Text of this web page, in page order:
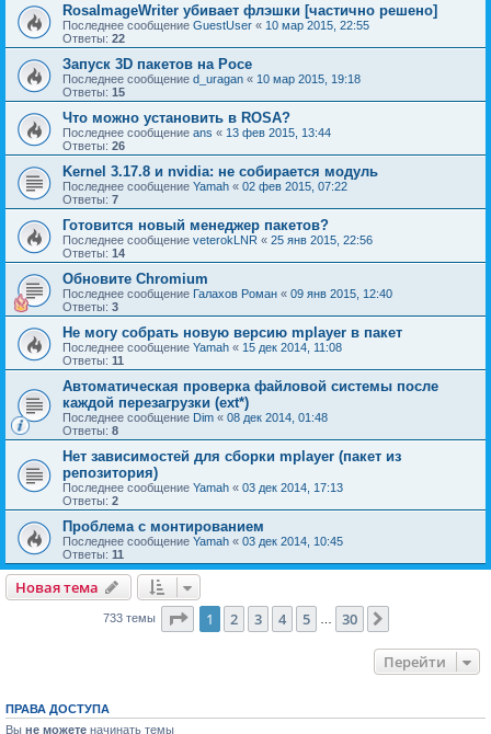
RosaImageWriter убивает флэшки [частично решено]
Последнее сообщение GuestUser « 10 мар 2015, 22:55
Ответы: 22
Запуск 3D пакетов на Росе
Последнее сообщение d_uragan « 10 мар 2015, 19:18
Ответы: 15
Что можно установить в ROSA?
Последнее сообщение ans « 13 фев 2015, 13:44
Ответы: 26
Kernel 3.17.8 и nvidia: не собирается модуль
Последнее сообщение Yamah « 02 фев 2015, 07:22
Ответы: 7
Готовится новый менеджер пакетов?
Последнее сообщение veterokLNR « 25 янв 2015, 22:56
Ответы: 14
Обновите Chromium
Последнее сообщение Галахов Роман « 09 янв 2015, 12:40
Ответы: 3
Не могу собрать новую версию mplayer в пакет
Последнее сообщение Yamah « 15 дек 2014, 11:08
Ответы: 11
Автоматическая проверка файловой системы после
каждой перезагрузки (ext*)
Последнее сообщение Dim « 08 дек 2014, 01:48
Ответы: 8
Нет зависимостей для сборки mplayer (пакет из
репозитория)
Последнее сообщение Yamah « 03 дек 2014, 17:13
Ответы: 2
Проблема с монтированием
Последнее сообщение Yamah « 03 дек 2014, 10:45
Ответы: 11
Новая тема
733 темы Страница из 30
1 2 3 4 5 30
Перейти
ПРАВА ДОСТУПА
Вы не можете начинать темы